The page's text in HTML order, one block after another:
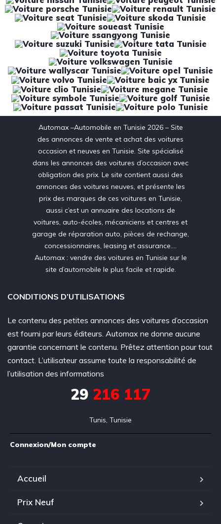
Automax –Automobile en Tunisie 2026 – Site
des annonces de vente et achat des voitures
occasion et neuves en Tunisie. Site spécialisé
dans les annonces des voitures d’occasion avec
obligation des prix. Le site contient aussi des
annonces des voitures neuves, et présente les
prix des marques de ces voitures en Tunisie,
aussi c’est un annuaire des locations de
voitures, auto-écoles, mécaniciens et centres et
garage de réparation auto, pièces de rechange,
concessionnaires, leasing et assurance….
Automax : vendre des voitures en Tunisie sur le
site d’automobile le plus facile et rapide.
CONDITIONS D’UTILISATIONS
Le contenu des petites annonces des voitures d’occasion
est fourni par leurs éditeurs. Automax ne donne aucune
garantie concernant le contenu. Prêtez attention pour tout
contact. L’utilisateur assume toute la responsabilité de
l’utilisation des informations
29 216 117
Tunis, Tunisie
Connexion/Mon compte
Accueil
Prix Neuf